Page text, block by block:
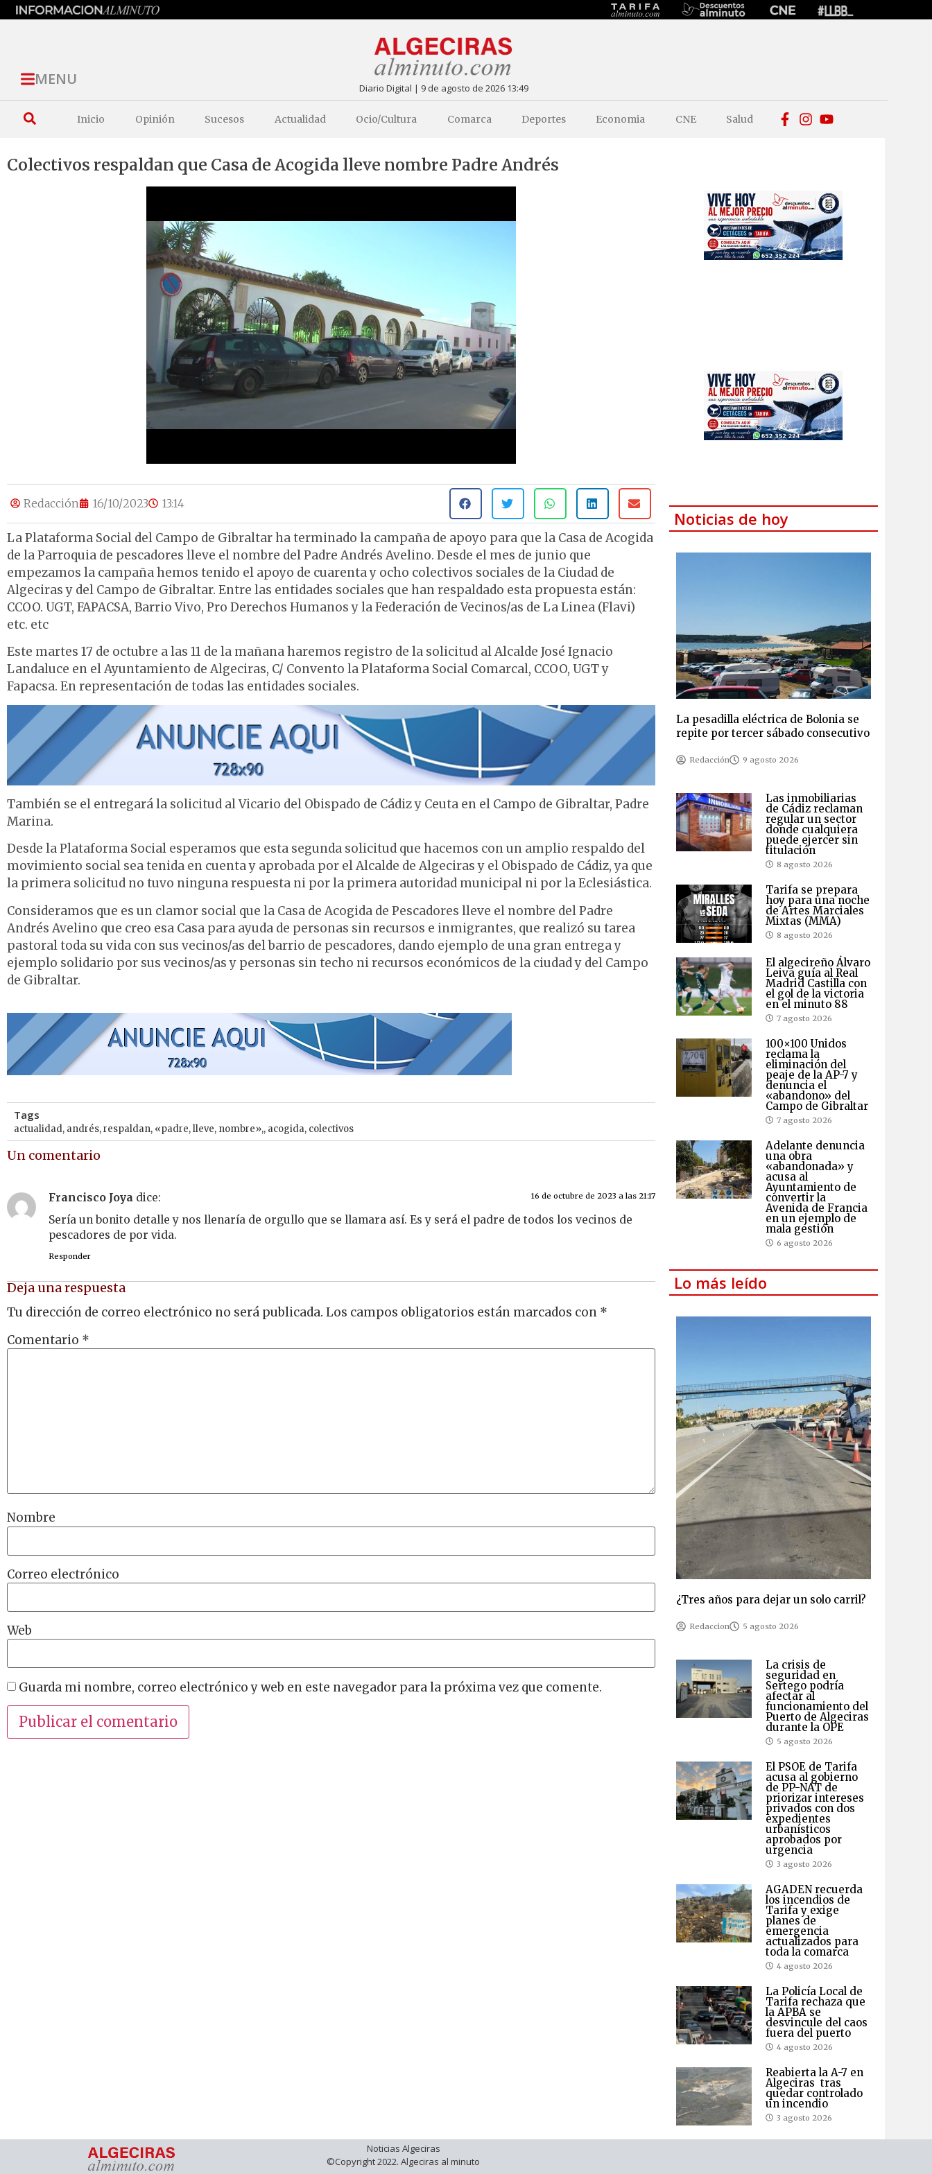
MENU Diario Digital | 9 de agosto de 2026 13:49
Inicio Opinión Sucesos Actualidad Ocio/Cultura Comarca Deportes Economia CNE Salud
Colectivos respaldan que Casa de Acogida lleve nombre Padre Andrés
Redacción 16/10/2023 13:14
La Plataforma Social del Campo de Gibraltar ha terminado la campaña de apoyo para que la Casa de Acogida
de la Parroquia de pescadores lleve el nombre del Padre Andrés Avelino. Desde el mes de junio que
empezamos la campaña hemos tenido el apoyo de cuarenta y ocho colectivos sociales de la Ciudad de
Algeciras y del Campo de Gibraltar. Entre las entidades sociales que han respaldado esta propuesta están:
CCOO. UGT, FAPACSA, Barrio Vivo, Pro Derechos Humanos y la Federación de Vecinos/as de La Linea (Flavi)
etc. etc
Este martes 17 de octubre a las 11 de la mañana haremos registro de la solicitud al Alcalde José Ignacio
Landaluce en el Ayuntamiento de Algeciras, C/ Convento la Plataforma Social Comarcal, CCOO, UGT y
Fapacsa. En representación de todas las entidades sociales.
También se el entregará la solicitud al Vicario del Obispado de Cádiz y Ceuta en el Campo de Gibraltar, Padre
Marina.
Desde la Plataforma Social esperamos que esta segunda solicitud que hacemos con un amplio respaldo del
movimiento social sea tenida en cuenta y aprobada por el Alcalde de Algeciras y el Obispado de Cádiz, ya que
la primera solicitud no tuvo ninguna respuesta ni por la primera autoridad municipal ni por la Eclesiástica.
Consideramos que es un clamor social que la Casa de Acogida de Pescadores lleve el nombre del Padre
Andrés Avelino que creo esa Casa para ayuda de personas sin recursos e inmigrantes, que realizó su tarea
pastoral toda su vida con sus vecinos/as del barrio de pescadores, dando ejemplo de una gran entrega y
ejemplo solidario por sus vecinos/as y personas sin techo ni recursos económicos de la ciudad y del Campo
de Gibraltar.
Tags
actualidad, andrés,respaldan, «padre,lleve, nombre»,, acogida, colectivos
Un comentario
Francisco Joya dice: 16 de octubre de 2023 a las 21:17
Sería un bonito detalle y nos llenaría de orgullo que se llamara así. Es y será el padre de todos los vecinos de
pescadores de por vida.
Responder
Deja una respuesta
Tu dirección de correo electrónico no será publicada. Los campos obligatorios están marcados con *
Comentario *
Nombre
Correo electrónico
Web
Guarda mi nombre, correo electrónico y web en este navegador para la próxima vez que comente.
Noticias de hoy
La pesadilla eléctrica de Bolonia se
repite por tercer sábado consecutivo
Redacción 9 agosto 2026
Las inmobiliarias
de Cádiz reclaman
regular un sector
donde cualquiera
puede ejercer sin
titulación
8 agosto 2026
Tarifa se prepara
hoy para una noche
de Artes Marciales
Mixtas (MMA)
8 agosto 2026
El algecireño Álvaro
Leiva guía al Real
Madrid Castilla con
el gol de la victoria
en el minuto 88
7 agosto 2026
100×100 Unidos
reclama la
eliminación del
peaje de la AP-7 y
denuncia el
«abandono» del
Campo de Gibraltar
7 agosto 2026
Adelante denuncia
una obra
«abandonada» y
acusa al
Ayuntamiento de
convertir la
Avenida de Francia
en un ejemplo de
mala gestión
6 agosto 2026
Lo más leído
¿Tres años para dejar un solo carril?
Redaccion 5 agosto 2026
La crisis de
seguridad en
Sertego podría
afectar al
funcionamiento del
Puerto de Algeciras
durante la OPE
5 agosto 2026
El PSOE de Tarifa
acusa al gobierno
de PP-NAT de
priorizar intereses
privados con dos
expedientes
urbanísticos
aprobados por
urgencia
3 agosto 2026
AGADEN recuerda
los incendios de
Tarifa y exige
planes de
emergencia
actualizados para
toda la comarca
4 agosto 2026
La Policía Local de
Tarifa rechaza que
la APBA se
desvincule del caos
fuera del puerto
4 agosto 2026
Reabierta la A-7 en
Algeciras tras
quedar controlado
un incendio
3 agosto 2026
Noticias Algeciras
©Copyright 2022. Algeciras al minuto